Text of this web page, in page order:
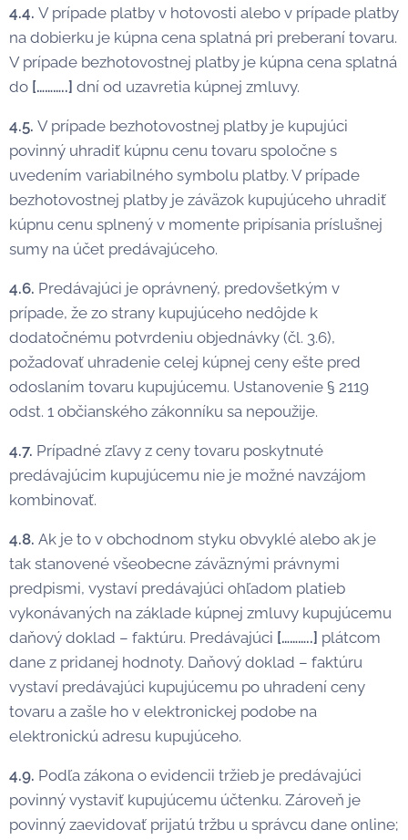
4.4. V prípade platby v hotovosti alebo v prípade platby
na dobierku je kúpna cena splatná pri preberaní tovaru.
V prípade bezhotovostnej platby je kúpna cena splatná
do [………..] dní od uzavretia kúpnej zmluvy.
4.5. V prípade bezhotovostnej platby je kupujúci
povinný uhradiť kúpnu cenu tovaru spoločne s
uvedením variabilného symbolu platby. V prípade
bezhotovostnej platby je záväzok kupujúceho uhradiť
kúpnu cenu splnený v momente pripísania príslušnej
sumy na účet predávajúceho.
4.6. Predávajúci je oprávnený, predovšetkým v
prípade, že zo strany kupujúceho nedôjde k
dodatočnému potvrdeniu objednávky (čl. 3.6),
požadovať uhradenie celej kúpnej ceny ešte pred
odoslaním tovaru kupujúcemu. Ustanovenie § 2119
odst. 1 občianského zákonníku sa nepoužije.
4.7. Prípadné zľavy z ceny tovaru poskytnuté
predávajúcim kupujúcemu nie je možné navzájom
kombinovať.
4.8. Ak je to v obchodnom styku obvyklé alebo ak je
tak stanovené všeobecne záväznými právnymi
predpismi, vystaví predávajúci ohľadom platieb
vykonávaných na základe kúpnej zmluvy kupujúcemu
daňový doklad – faktúru. Predávajúci [………..] plátcom
dane z pridanej hodnoty. Daňový doklad – faktúru
vystaví predávajúci kupujúcemu po uhradení ceny
tovaru a zašle ho v elektronickej podobe na
elektronickú adresu kupujúceho.
4.9. Podľa zákona o evidencii tržieb je predávajúci
povinný vystaviť kupujúcemu účtenku. Zároveň je
povinný zaevidovať prijatú tržbu u správcu dane online;